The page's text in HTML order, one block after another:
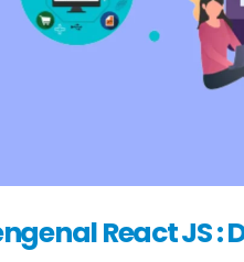
React JS :